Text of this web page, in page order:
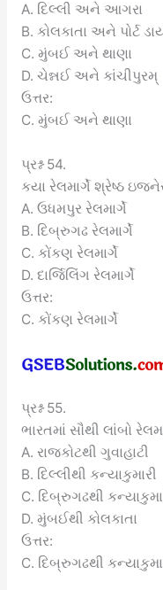
A. દિલ્લી અને આગરા
B. કોલકાતા અને પોર્ટ
C. મુંબઈ અને થાણા
D. ચેન્નઈ અને કાંચીપુરમ્
ઉત્તર:
C. મુંબઈ અને થાણા
પ્રશ્ન 54.
કયા રેલમાર્ગે શ્રેષ્ઠ
A. ઉધમપુર રેલમાર્ગે
B. દિબ્રુગઢ રેલમાર્ગે
C. કોંકણ રેલમાર્ગે
D. દાર્જિલિંગ રેલમાર્ગે
ઉત્તર:
C. કોંકણ રેલમાર્ગે
પ્રશ્ન 55.
ભારતમાં સૌથી લાંબો
A. રાજકોટથી ગુવાહાટી
B. દિલ્લીથી કન્યાકુમારી
C. દિબ્રુગઢથી
D. મુંબઈથી કોલકાતા
ઉત્તર:
C. દિબ્રુગઢથી